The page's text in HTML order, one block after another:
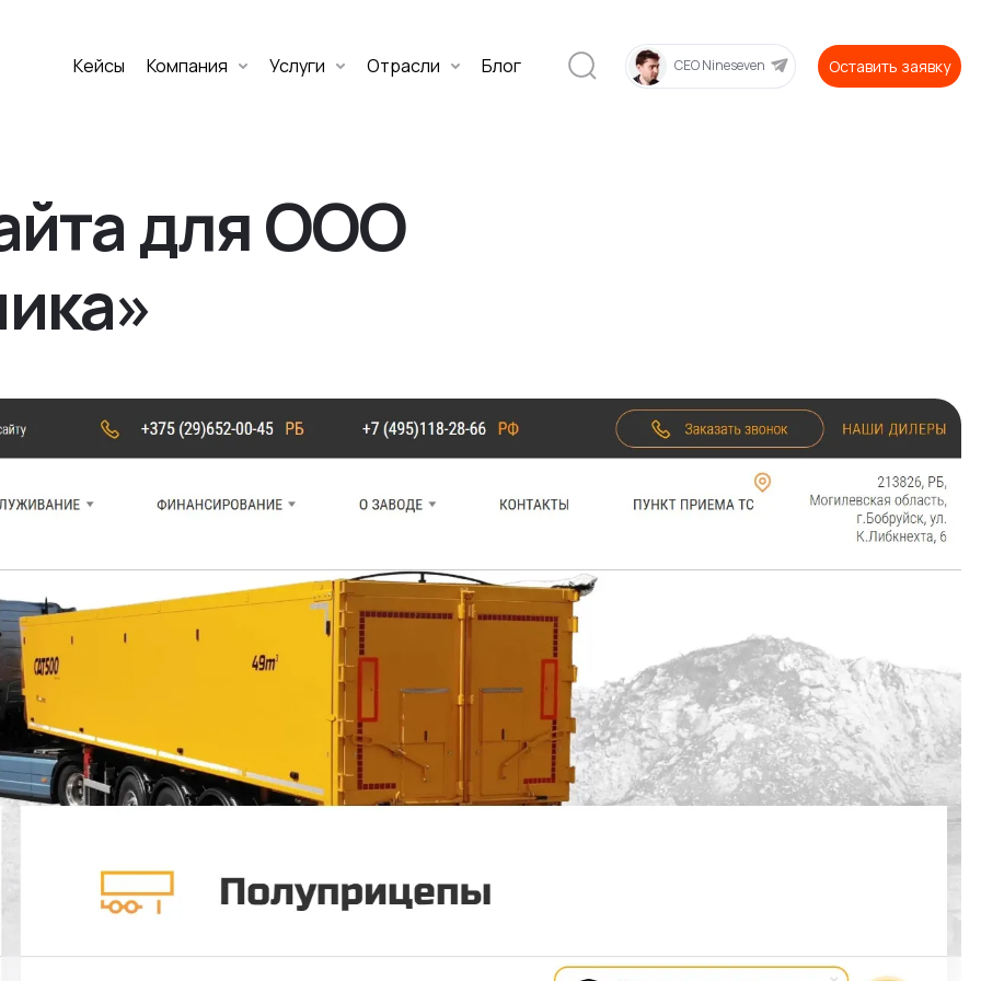
Кейсы Компания Услуги Отрасли Блог CEO Nineseven Оставить заявку
Оставить заявку
для ООО